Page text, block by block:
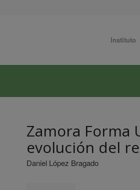
Instituto
Zamora Forma
evolución del
Daniel López Bragado